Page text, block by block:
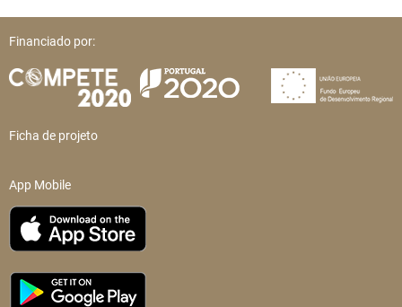
Financiado por:
Ficha de projeto
App Mobile